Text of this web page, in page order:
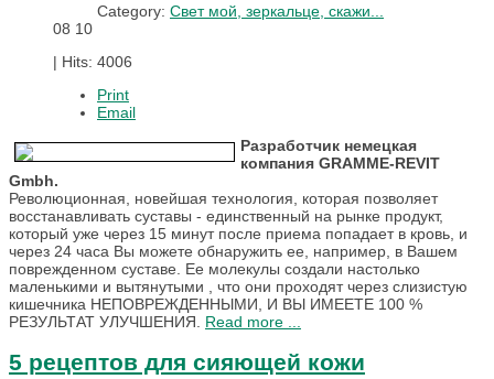
Category: Свет мой, зеркальце, скажи...
08 10
| Hits: 4006
Print
Email
Разработчик немецкая
компания GRAMME-REVIT
Gmbh.
Революционная, новейшая технология, которая позволяет
восстанавливать суставы - единственный на рынке продукт,
который уже через 15 минут после приема попадает в кровь, и
через 24 часа Вы можете обнаружить ее, например, в Вашем
поврежденном суставе. Ее молекулы создали настолько
маленькими и вытянутыми , что они проходят через слизистую
кишечника НЕПОВРЕЖДЕННЫМИ, И ВЫ ИМЕЕТЕ 100 %
РЕЗУЛЬТАТ УЛУЧШЕНИЯ. Read more ...
5 рецептов для сияющей кожи